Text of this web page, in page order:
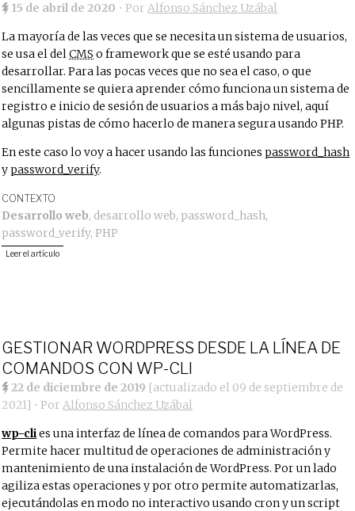
15 de abril de 2020 • PorAlfonso Sánchez Uzábal
La mayoría de las veces que se necesita un sistema de usuarios,
se usa el delCMS o framework que se esté usando para
desarrollar. Para las pocas veces que no sea el caso, o que
sencillamente se quiera aprender cómo funciona un sistema de
registro e inicio de sesión de usuarios a más bajo nivel, aquí
algunas pistas de cómo hacerlo de manera segura usando PHP.
En este caso lo voy a hacer usando las funcionespassword_hash
ypassword_verify.
CONTEXTO
Desarrollo web, desarrollo web, password_hash,
password_verify,PHP
Leer el artículo
GESTIONAR WORDPRESS DESDE LA LÍNEA DE
COMANDOS CON WP-CLI
22 de diciembre de 2019 [actualizado el 09 de septiembre de
2021] • PorAlfonso Sánchez Uzábal
wp-clies una interfaz de línea de comandos para WordPress.
Permite hacer multitud de operaciones de administración y
mantenimiento de una instalación de WordPress. Por un lado
agiliza estas operaciones y por otro permite automatizarlas,
ejecutándolas en modo no interactivo usando cron y un script